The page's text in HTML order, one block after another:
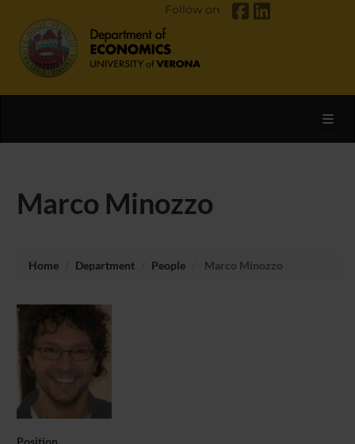
Follow on
Marco Minozzo
Home Department People Marco Minozzo